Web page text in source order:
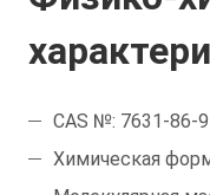
CAS №: 7631-86-9
Химическая